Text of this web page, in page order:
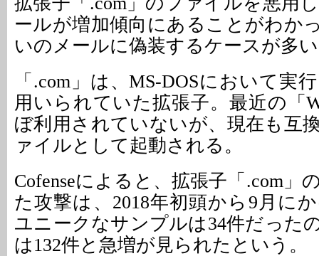
ールが増加傾向にあることがわか
いのメールに偽装するケースが多
「.com」は、MS-DOSにおいて実
用いられていた拡張子。最近の「
ぼ利用されていないが、現在も互
ァイルとして起動される。
Cofenseによると、拡張子「.com」
た攻撃は、2018年初頭から9月に
ユニークなサンプルは34件だった
は132件と急増が見られたという。